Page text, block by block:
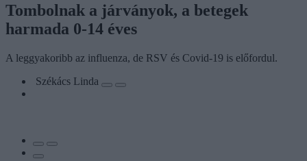
Tombolnak a járványok, a betegek
harmada 0-14 éves
A leggyakoribb az influenza, de RSV és Covid-19 is előfordul.
Székács Linda